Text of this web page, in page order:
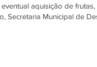
aquisição de
Secretaria Municipal de